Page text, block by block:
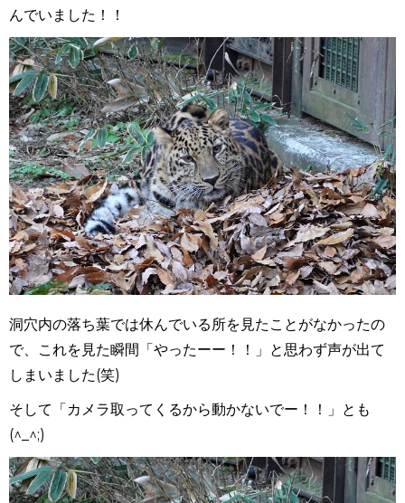
んでいました！！
洞穴内の落ち葉では休んでいる所を見たことがなかったの
で、これを見た瞬間「やったーー！！」と思わず声が出て
しまいました(笑)
そして「カメラ取ってくるから動かないでー！！」とも
(^_^;)